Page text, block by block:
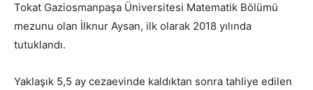
Tokat Gaziosmanpaşa Üniversitesi Matematik Bölümü
mezunu olan İlknur Aysan, ilk olarak 2018 yılında
tutuklandı.
Yaklaşık 5,5 ay cezaevinde kaldıktan sonra tahliye edilen